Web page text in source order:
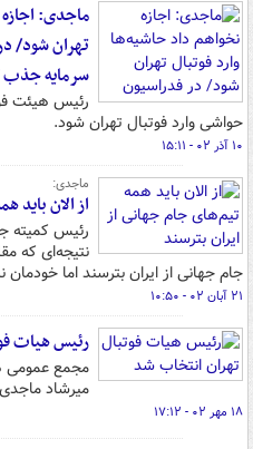
ماجدی: اجازه
سرمایه جذب
رئیس هیئت
حواشی وارد فوتبال تهران شود.
۱۰ آذر ۰۲ - ۱۵:۱۱
ماجدی:
از الان باید
رئیس کمیته
نتیجه‌ای که
جام جهانی از ایران بترسند اما خودمان
۲۱ آبان ۰۲ - ۱۰:۵۰
رئیس هیات
مجمع عمومی
میرشاد
۱۸ مهر ۰۲ - ۱۷:۱۲